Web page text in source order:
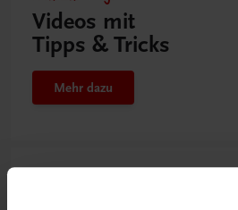
Videos mit
Tipps & Tricks
Mehr dazu